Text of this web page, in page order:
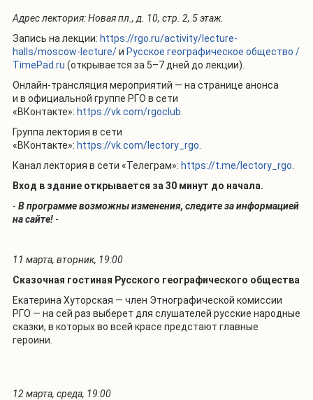
Адрес лектория: Новая пл., д. 10, стр. 2, 5 этаж.
Запись на лекции: https://rgo.ru/activity/lecture-
halls/moscow-lecture/и Русское географическое общество /
TimePad.ru (открывается за 5–7 дней до лекции).
Онлайн-трансляция мероприятий — на странице анонса
и в официальной группе РГО в сети
«ВКонтакте»: https://vk.com/rgoclub
Группа лектория в сети
«ВКонтакте»: https://vk.com/lectory_rgo
Канал лектория в сети «Телеграм»: https://t.me/lectory_rgo
Вход в здание открывается за 30 минут до начала.
- В программе возможны изменения, следите за информацией
на сайте! -
11 марта, вторник, 19:00
Сказочная гостиная Русского географического общества
Екатерина Хуторская — член Этнографической комиссии
РГО — на сей раз выберет для слушателей русские народные
сказки, в которых во всей красе предстают главные
героини
12 марта, среда, 19:00